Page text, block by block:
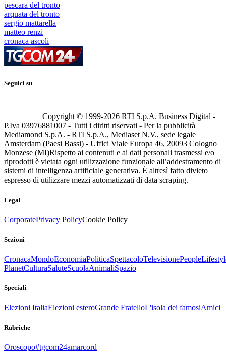
pescara del tronto
arquata del tronto
sergio mattarella
matteo renzi
cronaca ascoli
Seguici su
Copyright © 1999-2026 RTI S.p.A. Business Digital -
P.Iva 03976881007 - Tutti i diritti riservati - Per la pubblicità
Mediamond S.p.A. - RTI S.p.A., Mediaset N.V., sede legale
Amsterdam (Paesi Bassi) - Uffici Viale Europa 46, 20093 Cologno
Monzese (MI)Rispetto ai contenuti e ai dati personali trasmessi e/o
riprodotti è vietata ogni utilizzazione funzionale all’addestramento di
sistemi di intelligenza artificiale generativa. È altresì fatto divieto
espresso di utilizzare mezzi automatizzati di data scraping.
Legal
CorporatePrivacy PolicyCookie Policy
Sezioni
CronacaMondoEconomiaPoliticaSpettacoloTelevisionePeople
PlanetCulturaSaluteScuolaAnimaliSpazio
Speciali
Elezioni ItaliaElezioni esteroGrande FratelloL'isola dei famosiAmici
Rubriche
Oroscopo#tgcom24amarcord